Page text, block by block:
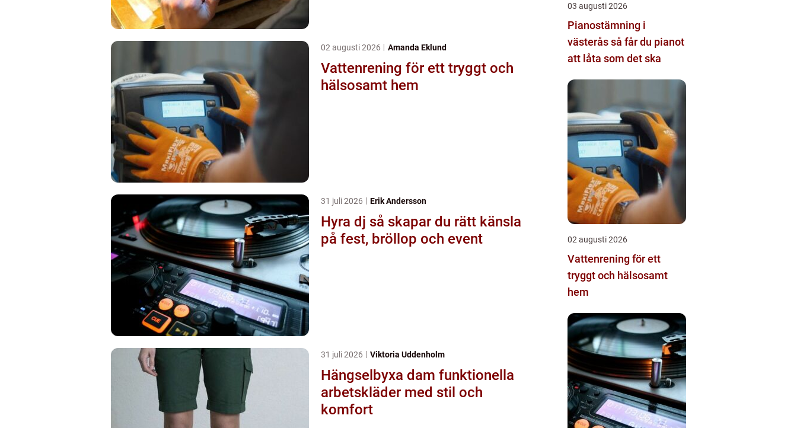
02 augusti 2026 Amanda Eklund
Vattenrening för ett tryggt och
hälsosamt hem
31 juli 2026 Erik Andersson
Hyra dj så skapar du rätt känsla
på fest, bröllop och event
31 juli 2026 Viktoria Uddenholm
Hängselbyxa dam funktionella
arbetskläder med stil och
komfort
03 augusti 2026
Pianostämning i
västerås så får du pianot
att låta som det ska
02 augusti 2026
Vattenrening för ett
tryggt och hälsosamt
hem